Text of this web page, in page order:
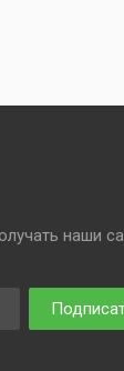
наши